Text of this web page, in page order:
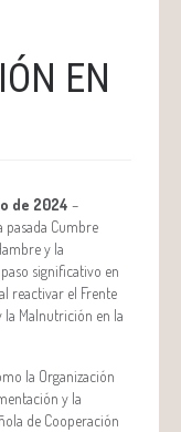
EN
de 2024 –
pasada Cumbre
y la
significativo en
reactivar el Frente
Malnutrición en la
la Organización
y la
de Cooperación